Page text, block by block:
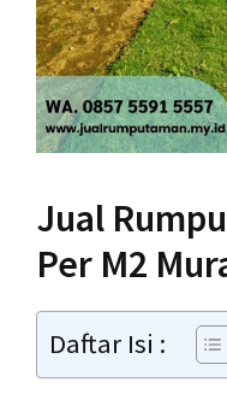
Jual
Per M2
Daftar Isi :